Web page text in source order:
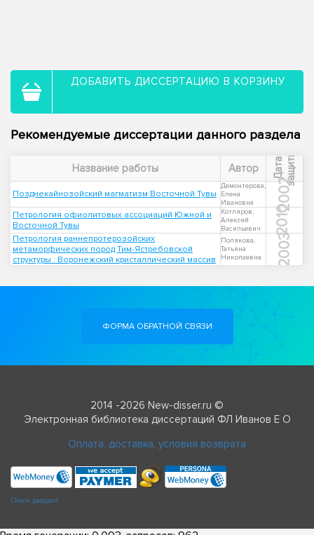
ДОБАВИТЬ ДИССЕРТАЦИЮ В КОРЗИНУ
Рекомендуемые диссертации данного раздела
Название работы Автор Д
а
т
а
з
а
щ
и
ты
Позднекайнозойский магматизм Восточной Тувы
Демонтерова,
Елена
Ивановна
2002
Петрология офиолитовых ассоциаций Южной и
Восточной Тувы
Котляров,
Алексей
Васильевич
2010
Петрология раннепротерозойских
метаморфических пород Тим-Ястребовской
структуры : Воронежский кристаллический массив
Полякова,
Татьяна
Николаевна
2003
ФОРМА ОБРАТНОЙ СВЯЗИ
2014 -2026 New-disser.ru ©
Электронная библиотека диссертаций ФЛ Иванов Е О
Оплата, доставка, условия возврата
Check passport